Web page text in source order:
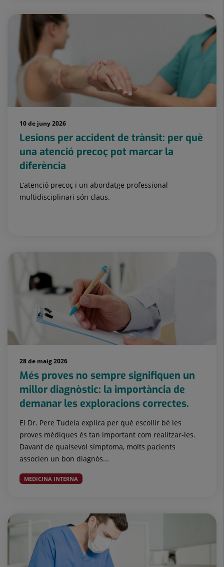
10 de juny 2026
Lesions per accident de trànsit: per què
una atenció precoç pot marcar la
diferència
L’atenció precoç i un abordatge professional
multidisciplinari són claus.
28 de maig 2026
Més proves no sempre signifiquen un
millor diagnòstic: la importància de
demanar les exploracions correctes.
El Dr. Pere Tudela explica per què escollir bé les
proves mèdiques és tan important com realitzar-les.
Davant de qualsevol símptoma, molts pacients
associen un bon diagnòs...
MEDICINA INTERNA